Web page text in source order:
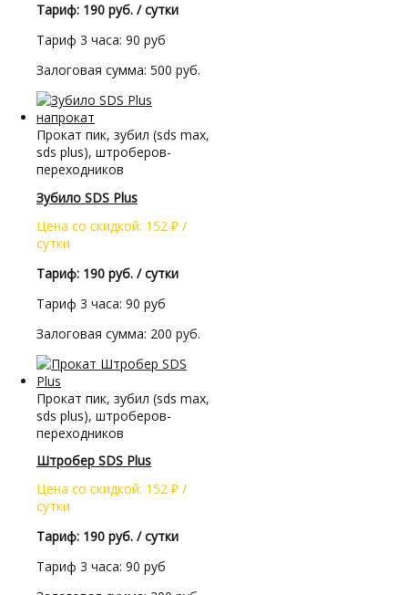
Тариф: 190 руб. / сутки
Тариф 3 часа: 90 руб
Залоговая сумма: 500 руб.
Прокат пик, зубил (sds max,
sds plus), штроберов-
переходников
Зубило SDS Plus
Цена со скидкой: 152 ₽ /
сутки
Тариф: 190 руб. / сутки
Тариф 3 часа: 90 руб
Залоговая сумма: 200 руб.
Прокат пик, зубил (sds max,
sds plus), штроберов-
переходников
Штробер SDS Plus
Цена со скидкой: 152 ₽ /
сутки
Тариф: 190 руб. / сутки
Тариф 3 часа: 90 руб